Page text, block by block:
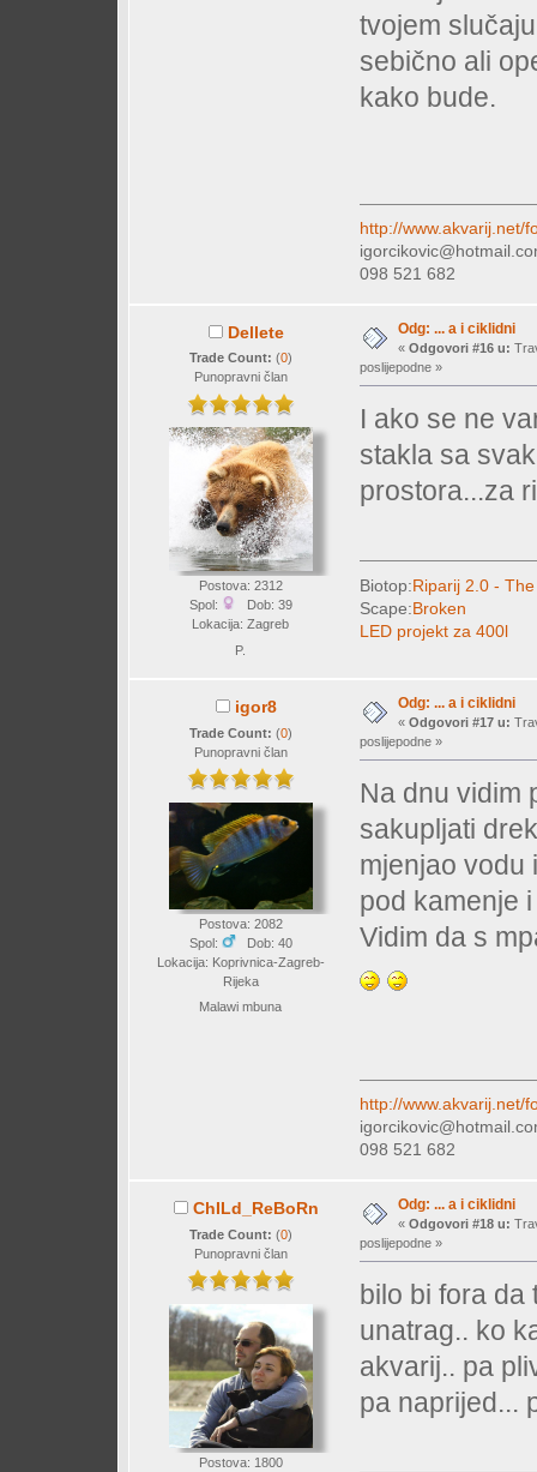
tvojem
sebično ali
kako bude.
http://www.akvarij.net/
098 521 682
Dellete
Trade Count: (0)
Punopravni član
Postova: 2312
Spol:
Dob: 39
Lokacija: Zagreb
P.
Odg: ... a i ciklidni
« Odgovori #16 u:
poslijepodne »
I ako se ne
stakla sa
prostora...za
Biotop:Riparij 2.0 - The
Scape:Broken
LED projekt za 400l
igor8
Trade Count: (0)
Punopravni član
Postova: 2082
Spol:
Dob: 40
Lokacija: Koprivnica-Zagreb-
Rijeka
Malawi mbuna
Odg: ... a i ciklidni
« Odgovori #17 u:
poslijepodne »
Na dnu vidim
sakupljati
mjenjao vodu
pod kamenje
Vidim da s
http://www.akvarij.net/
098 521 682
ChILd_ReBoRn
Trade Count: (0)
Punopravni član
Postova: 1800
Odg: ... a i ciklidni
« Odgovori #18 u:
poslijepodne »
bilo bi fora
unatrag.. ko
akvarij.. pa
pa naprijed...